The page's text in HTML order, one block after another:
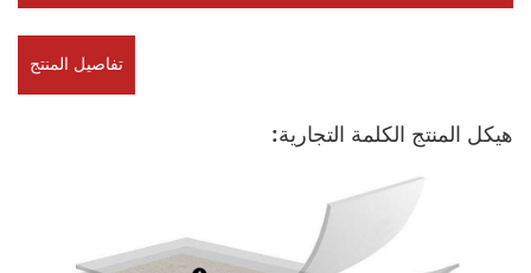
تفاصيل المنتج
هيكل المنتج الكلمة التجارية: